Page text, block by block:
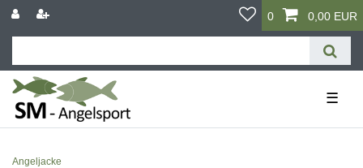
0 0,00 EUR
☰
Angeljacke